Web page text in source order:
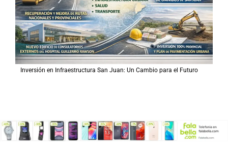
Inversión en Infraestructura San Juan: Un Cambio para el Futuro